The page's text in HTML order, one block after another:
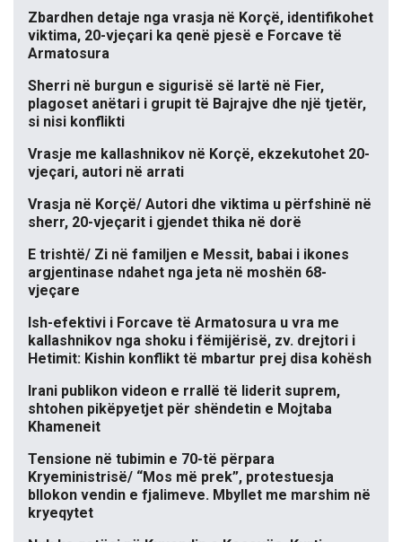
Zbardhen detaje nga vrasja në Korçë, identifikohet
viktima, 20-vjeçari ka qenë pjesë e Forcave të
Armatosura
Sherri në burgun e sigurisë së lartë në Fier,
plagoset anëtari i grupit të Bajrajve dhe një tjetër,
si nisi konflikti
Vrasje me kallashnikov në Korçë, ekzekutohet 20-
vjeçari, autori në arrati
Vrasja në Korçë/ Autori dhe viktima u përfshinë në
sherr, 20-vjeçarit i gjendet thika në dorë
E trishtë/ Zi në familjen e Messit, babai i ikones
argjentinase ndahet nga jeta në moshën 68-
vjeçare
Ish-efektivi i Forcave të Armatosura u vra me
kallashnikov nga shoku i fëmijërisë, zv. drejtori i
Hetimit: Kishin konflikt të mbartur prej disa kohësh
Irani publikon videon e rrallë të liderit suprem,
shtohen pikëpyetjet për shëndetin e Mojtaba
Khameneit
Tensione në tubimin e 70-të përpara
Kryeministrisë/ “Mos më prek”, protestuesja
bllokon vendin e fjalimeve. Mbyllet me marshim në
kryeqytet